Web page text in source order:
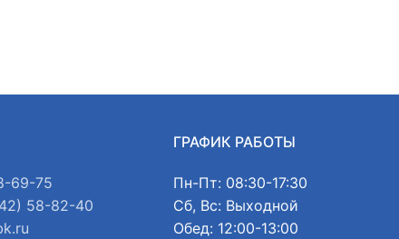
69-75
58-82-40
ГРАФИК РАБОТЫ
Пн-Пт: 08:30-17:30
Сб, Вс: Выходной
Обед: 12:00-13:00